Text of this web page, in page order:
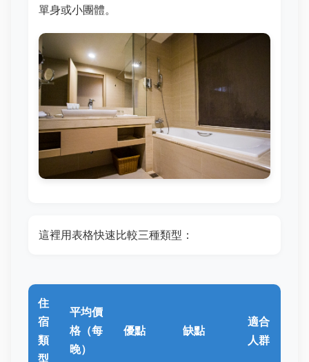
單身或小團體。
這裡用表格快速比較三種類型：
住
宿
類
型
平均價
格（每
晚）
優點 缺點
適合
人群